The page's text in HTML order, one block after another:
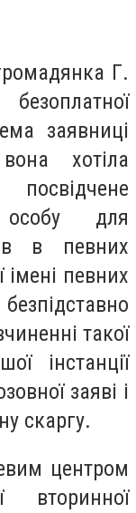
Г.
заявниці
хотіла
для
в певних
імені певних
такої
інстанції
заяві і
скаргу.
центром
вторинної